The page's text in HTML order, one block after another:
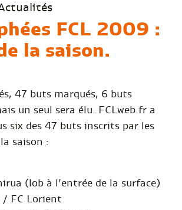
FCL 2009 :
la saison.
47 buts marqués, 6 buts
un seul sera élu. FCLweb.fr a
six des 47 buts inscrits par les
saison :
(lob à l’entrée de la surface)
/ FC Lorient